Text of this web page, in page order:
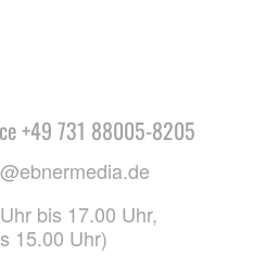
+49 731 88005-8205
bis 17.00 Uhr,
15.00 Uhr)